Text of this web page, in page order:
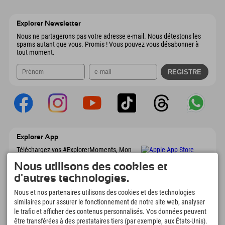
Explorer Newsletter
Nous ne partagerons pas votre adresse e-mail. Nous détestons les
spams autant que vous. Promis ! Vous pouvez vous désabonner à
tout moment.
Explorer App
Téléchargez vos #ExplorerMoments, Mon
réservations, liste de choses à faire, aperçu
des restaurants et bien plus encore.
Téléchargez-le maintenant !
L'heure des moments d'exploration
Nous utilisons des cookies et
d'autres technologies.
Nous et nos partenaires utilisons des cookies et des technologies
similaires pour assurer le fonctionnement de notre site web, analyser
le trafic et afficher des contenus personnalisés. Vos données peuvent
être transférées à des prestataires tiers (par exemple, aux États-Unis).